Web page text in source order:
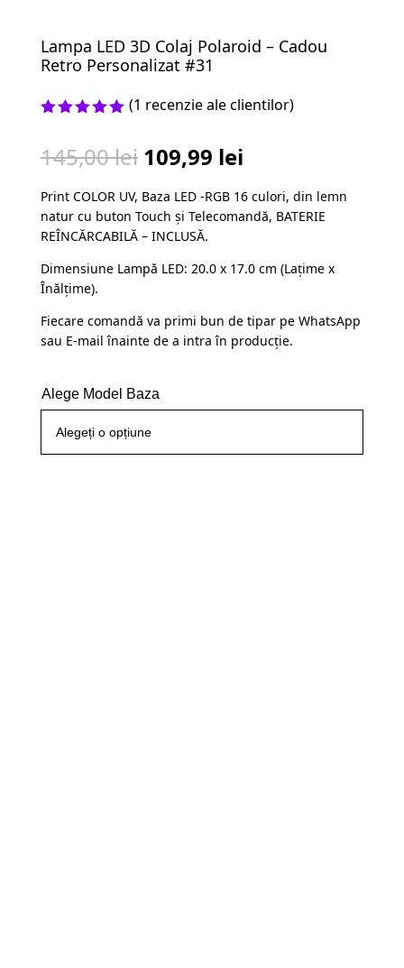
Lampa LED 3D Colaj Polaroid – Cadou
Retro Personalizat #31
pe baza
unei
evaluări
(1 recenzie ale clientilor)
145,00lei Prețul
a
fost:
109,99 leiPrețul
este:
109,99 lei.
Print COLOR UV, Baza LED -RGB 16 culori, din lemn
natur cu buton Touch și Telecomandă, BATERIE
REÎNCĂRCABILĂ – INCLUSĂ.
Dimensiune Lampă LED: 20.0 x 17.0 cm (Lațime x
Înălțime).
Fiecare comandă va primi bun de tipar pe WhatsApp
sau E-mail înainte de a intra în producție.
Alege Model Baza